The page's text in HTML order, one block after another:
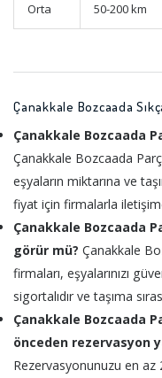
Orta 50-200 km
Çanakkale Bozcaada
Çanakkale Bozcaada
Çanakkale Bozcaada
eşyaların miktarına ve
fiyat için firmalarla
Çanakkale Bozcaada
görür mü? Çanakkale
firmaları, eşyalarınızı
sigortalıdır ve taşıma
Çanakkale Bozcaada
önceden rezervasyon
Rezervasyonunuzu en az